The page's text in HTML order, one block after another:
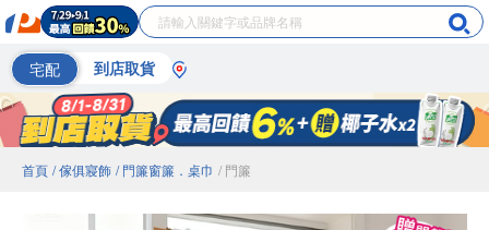
宅配 到店取貨
首頁 / 傢俱寢飾 / 門簾窗簾．桌巾 / 門簾